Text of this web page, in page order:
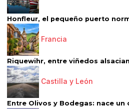
Honfleur, el pequeño puerto
Francia
Riquewihr, entre viñedos
Castilla y León
Entre Olivos y Bodegas: nace un